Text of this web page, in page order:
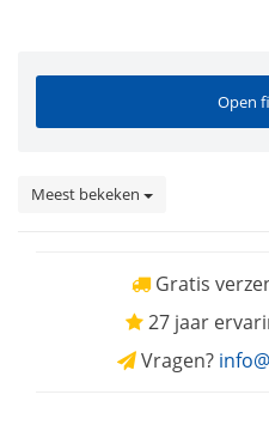
Open
Meest bekeken
Gratis
27 jaar
Vragen?